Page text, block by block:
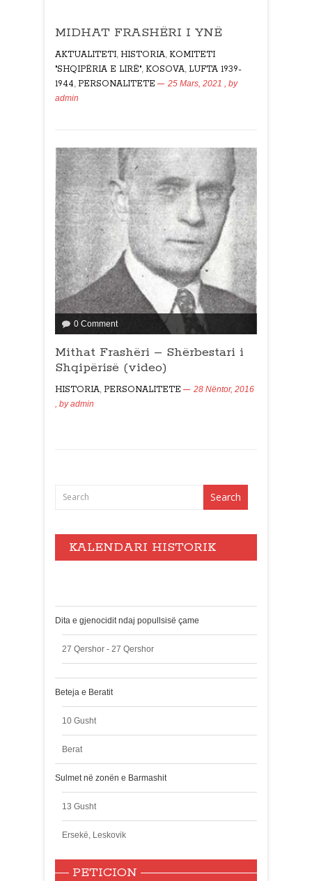
MIDHAT FRASHËRI I YNË
AKTUALITETI, HISTORIA, KOMITETI
"SHQIPËRIA E LIRË", KOSOVA, LUFTA 1939-
1944, PERSONALITETE 25 Mars, 2021 , by
admin
0 Comment
Mithat Frashëri – Shërbestari i
Shqipërisë (video)
HISTORIA, PERSONALITETE
28 Nëntor, 2016
, byadmin
KALENDARI HISTORIK
Dita e gjenocidit ndaj popullsisë çame
27 Qershor - 27 Qershor
Beteja e Beratit
10 Gusht
Berat
Sulmet në zonën e Barmashit
13 Gusht
Ersekë, Leskovik
PETICION